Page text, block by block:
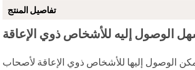
تفاصيل المنتج
الوصول إليه للأشخاص ذوي الإعاقة
الوصول إليها للأشخاص ذوي الإعاقة لأصحاب